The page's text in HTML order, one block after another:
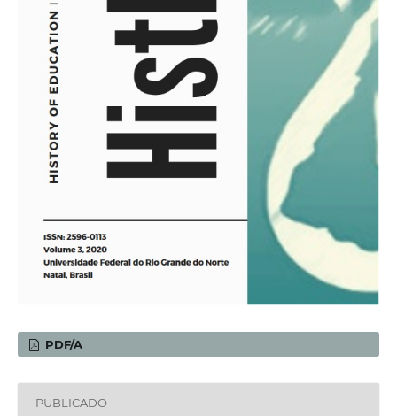
PDF/A
PUBLICADO